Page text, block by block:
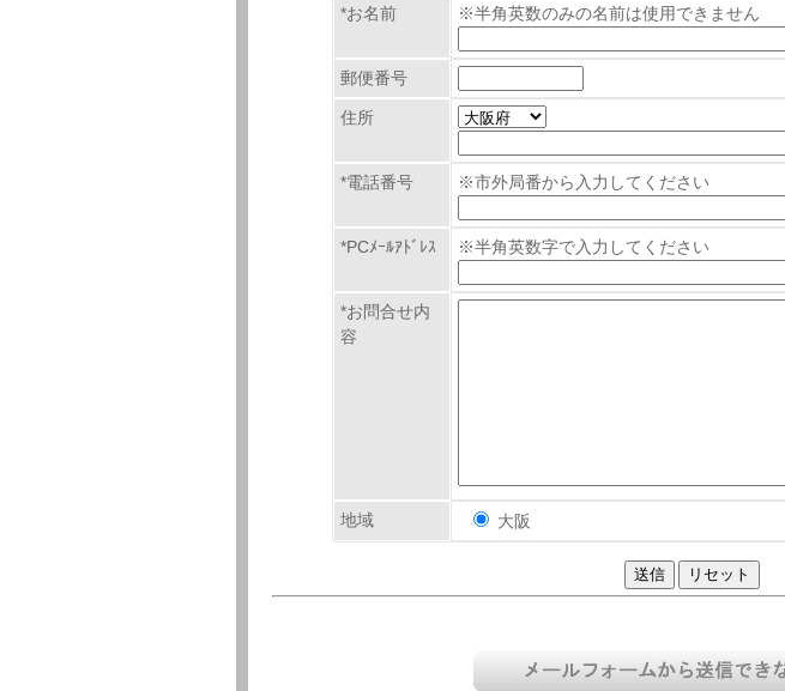
*お名前 ※半角英数のみの名前は使用できません
郵便番号
住所
*電話番号 ※市外局番から入力してください
*PCﾒｰﾙｱﾄﾞﾚｽ ※半角英数字で入力してください
*お問合せ内
容
地域 大阪
送信 リセット